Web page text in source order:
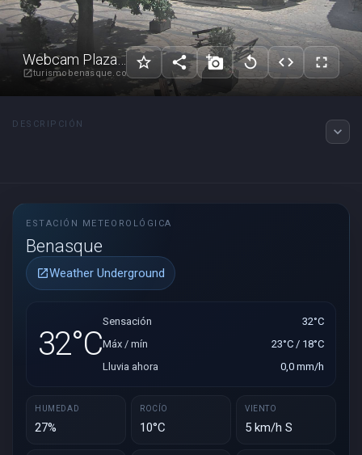
Webcam Plaza de Benasque
open_in_newturismobenasque.com
star_border share add_a_photo replay code fullscreen
DESCRIPCIÓN expand_more
ESTACIÓN METEOROLÓGICA
Benasque
open_in_newWeather Underground
32°C
Sensación
32°C
Máx / mín
23°C / 18°C
Lluvia ahora
0,0 mm/h
HUMEDAD
27%
ROCÍO
10°C
VIENTO
5 km/h S